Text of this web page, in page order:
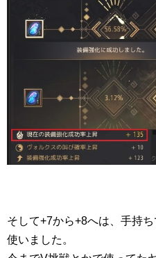
そして+7から+8へは、手持
使いました。